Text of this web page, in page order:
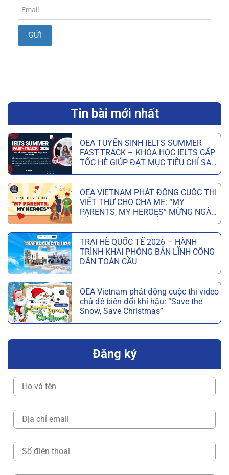
Tin bài mới nhất
OEA TUYỂN SINH IELTS SUMMER
FAST-TRACK – KHÓA HỌC IELTS CẤP
TỐC HÈ GIÚP ĐẠT MỤC TIÊU CHỈ SAU
OEA VIETNAM PHÁT ĐỘNG CUỘC THI
VIẾT THƯ CHO CHA MẸ: “MY
PARENTS, MY HEROES” MỪNG NGÀY
TRẠI HÈ QUỐC TẾ 2026 – HÀNH
TRÌNH KHAI PHÓNG BẢN LĨNH CÔNG
DÂN TOÀN CẦU
OEA Vietnam phát động cuộc thi video
chủ đề biến đổi khí hậu: “Save the
Snow, Save Christmas”
Đăng ký